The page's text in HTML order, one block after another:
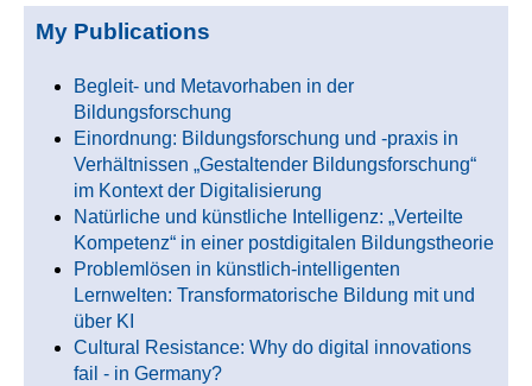
My Publications
Begleit- und Metavorhaben in der
Bildungsforschung
Einordnung: Bildungsforschung und -praxis in
Verhältnissen „Gestaltender Bildungsforschung“
im Kontext der Digitalisierung
Natürliche und künstliche Intelligenz: „Verteilte
Kompetenz“ in einer postdigitalen Bildungstheorie
Problemlösen in künstlich-intelligenten
Lernwelten: Transformatorische Bildung mit und
über KI
Cultural Resistance: Why do digital innovations
fail - in Germany?